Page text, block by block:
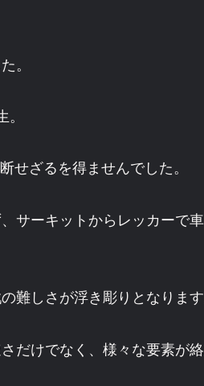
。
せざるを得ませんでした。
サーキットからレッカーで
難しさが浮き彫りとなります
だけでなく、様々な要素が